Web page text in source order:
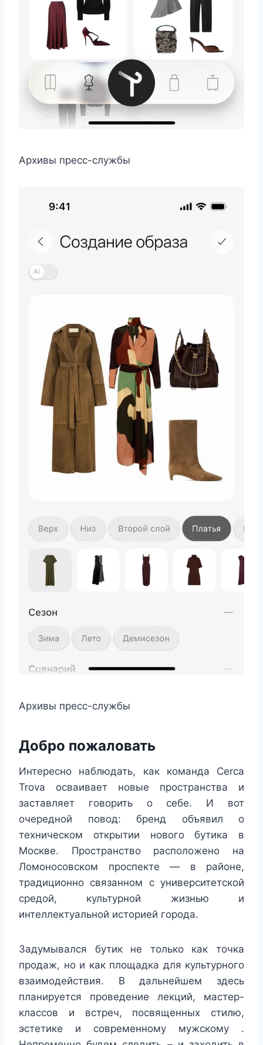
Архивы пресс-службы
Архивы пресс-службы
Добро пожаловать
Интересно наблюдать, как команда Cerca
Trova осваивает новые пространства и
заставляет говорить о себе. И вот
очередной повод: бренд объявил о
техническом открытии нового бутика в
Москве. Пространство расположено на
Ломоносовском проспекте — в районе,
традиционно связанном с университетской
средой, культурной жизнью и
интеллектуальной историей города.
Задумывался бутик не только как точка
продаж, но и как площадка для культурного
взаимодействия. В дальнейшем здесь
планируется проведение лекций, мастер-
классов и встреч, посвященных стилю,
эстетике и современному мужскому .